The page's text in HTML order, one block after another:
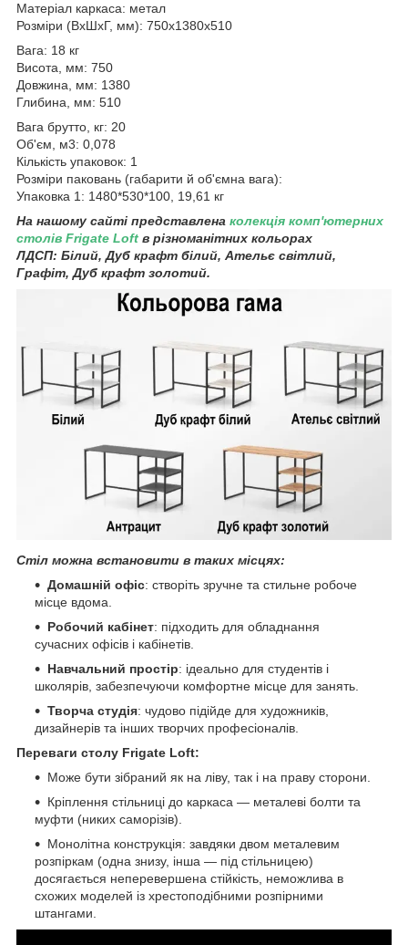
Матеріал каркаса: метал
Розміри (ВхШхГ, мм): 750х1380х510
Вага: 18 кг
Висота, мм: 750
Довжина, мм: 1380
Глибина, мм: 510
Вага брутто, кг: 20
Об'єм, м3: 0,078
Кількість упаковок: 1
Розміри паковань (габарити й об'ємна вага):
Упаковка 1: 1480*530*100, 19,61 кг
На нашому сайті представлена колекція комп'ютерних
столів Frigate Loft в різноманітних кольорах
ЛДСП: Білий, Дуб крафт білий, Ательє світлий,
Графіт, Дуб крафт золотий.
Стіл можна встановити в таких місцях:
Домашній офіс: створіть зручне та стильне робоче
місце вдома.
Робочий кабінет: підходить для обладнання
сучасних офісів і кабінетів.
Навчальний простір: ідеально для студентів і
школярів, забезпечуючи комфортне місце для занять.
Творча студія: чудово підійде для художників,
дизайнерів та інших творчих професіоналів.
Переваги столу Frigate Loft:
Може бути зібраний як на ліву, так і на праву сторони.
Кріплення стільниці до каркаса — металеві болти та
муфти (никих саморізів).
Монолітна конструкція: завдяки двом металевим
розпіркам (одна знизу, інша — під стільницею)
досягається неперевершена стійкість, неможлива в
схожих моделей із хрестоподібними розпірними
штангами.